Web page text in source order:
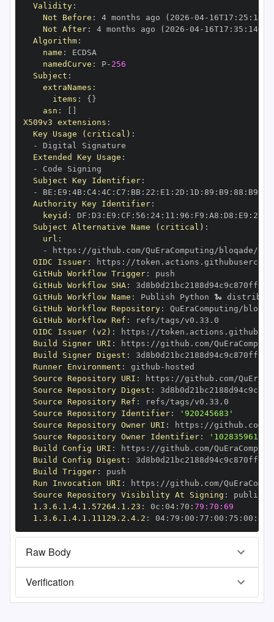
Validity:
Not Before : 4 months ago (2026 -04- 16T17 : 25 :
Not After: 4 months ago (2026 -04- 16T17 : 35 : 14+00
Algorithm:
name :
namedCurve : P- 256
Subject :
extraNames :
items : { }
asn :
X509v3 extensions :
Key Usage (critical) :
-
Extended Key Usage :
-
Subject Key Identifier:
-
BE : E9 : 4B: C4: 4C : C7 : BB: 22 : E1 : 2D : 1D : 89 : B9 : 88 : B9
Authority Key Identifier:
keyid : DF : D3 : E9 : CF : 56 : 24: 11 : 96 : F9 : A8 : D8 : E9 : 28
Subject Alternative Name (critical) :
url :
-
https :
OIDC Issuer: https :
GitHub Workflow Trigger:
GitHub Workflow SHA:
GitHub Workflow Name :
GitHub Workflow Repository:
GitHub Workflow Ref :
OIDC Issuer (v2) : https :
Build Signer URI : https :
Build Signer Digest :
Runner Environment : github -
Source Repository URI : https :
Source Repository Digest :
Source Repository Ref :
Source Repository Identifier:
'920245683'
Source Repository Owner URI : https :
Source Repository Owner Identifier:
'102835961'
Build Config URI : https :
Build Config Digest :
Build Trigger:
Run Invocation URI : https :
Source Repository Visibility At Signing :
1.3.6.1.4.1.57264.1.23 : 0c : 04: 70 : 79:70:69
1.3.6.1.4.1.11129.2.4.2 : 04: 79 : 00 : 77 : 00 : 75 : 00 : dd
Raw Body
Verification